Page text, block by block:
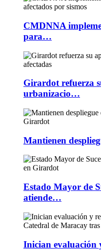
CMDNNA
para…
Girardot refuerza
urbanizacio…
Mantienen
Estado Mayor de
atiende…
Inician evaluación